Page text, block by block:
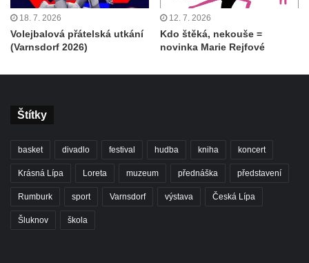
18. 7. 2026
Volejbalová přátelská utkání
(Varnsdorf 2026)
12. 7. 2026
Kdo štěká, nekouše =
novinka Marie Rejfové
Štítky
basket divadlo festival hudba kniha koncert
Krásná Lípa Loreta muzeum přednáška představení
Rumburk sport Varnsdorf výstava Česká Lípa
Šluknov škola